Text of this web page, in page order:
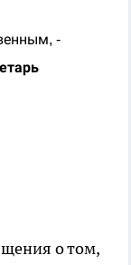
-
о том,